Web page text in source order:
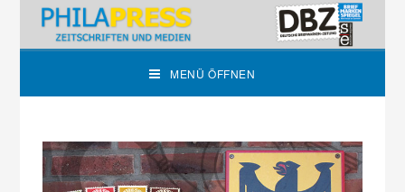
MENÜ ÖFFNEN